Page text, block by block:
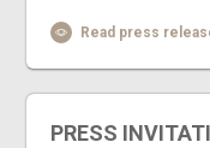
Read press
PRESS